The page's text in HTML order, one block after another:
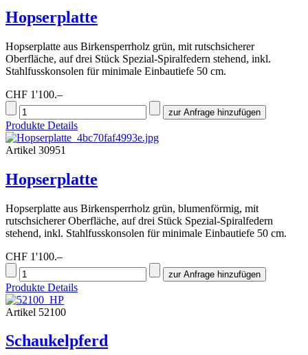
Hopserplatte
Hopserplatte aus Birkensperrholz grün, mit rutschsicherer
Oberfläche, auf drei Stück Spezial-Spiralfedern stehend, inkl.
Stahlfusskonsolen für minimale Einbautiefe 50 cm.
CHF 1'100.–
Produkte Details
Artikel 30951
Hopserplatte
Hopserplatte aus Birkensperrholz grün, blumenförmig, mit
rutschsicherer Oberfläche, auf drei Stück Spezial-Spiralfedern
stehend, inkl. Stahlfusskonsolen für minimale Einbautiefe 50 cm.
CHF 1'100.–
Produkte Details
Artikel 52100
Schaukelpferd